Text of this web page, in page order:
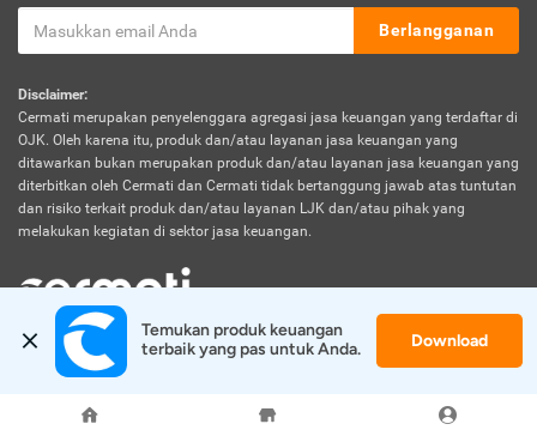
Berlangganan
Disclaimer:
Cermati merupakan penyelenggara agregasi jasa keuangan yang terdaftar di
OJK. Oleh karena itu, produk dan/atau layanan jasa keuangan yang
ditawarkan bukan merupakan produk dan/atau layanan jasa keuangan yang
diterbitkan oleh Cermati dan Cermati tidak bertanggung jawab atas tuntutan
dan risiko terkait produk dan/atau layanan LJK dan/atau pihak yang
melakukan kegiatan di sektor jasa keuangan.
© 2026 Cermati. All Rights Reserved.
Temukan produk keuangan
terbaik yang pas untuk Anda.
Download